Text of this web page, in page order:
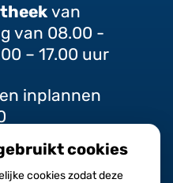
van
van 08.00 -
– 17.00 uur
inplannen
cookies
cookies zodat deze